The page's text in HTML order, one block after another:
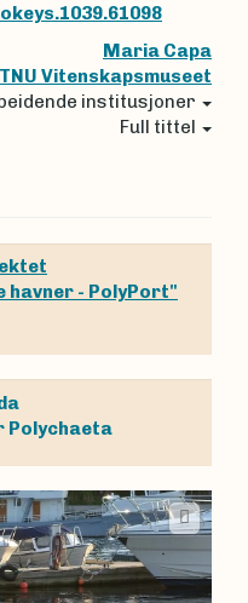
Maria Capa
Vitenskapsmuseet
institusjoner
Full tittel
- PolyPort"
Polychaeta